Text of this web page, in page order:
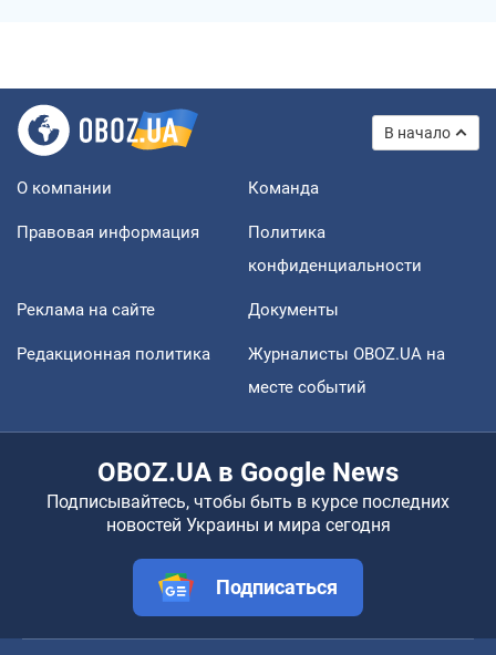
В начало
О компании Команда
Правовая информация
Политика
конфиденциальности
Реклама на сайте Документы
Редакционная политика
Журналисты OBOZ.UA на
месте событий
OBOZ.UA в Google News
Подписывайтесь, чтобы быть в курсе последних
новостей Украины и мира сегодня
Подписаться